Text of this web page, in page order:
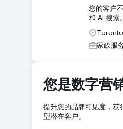
你无法通过复制竞争对
主张根本没有被他们推
更改消息传递使他们的
您的客户
和 AI 搜索
家政服
您是数字营
提升您的品牌可见度，获
型潜在客户。